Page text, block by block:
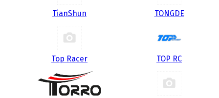
TianShun TONGDE
Top Racer TOP RC